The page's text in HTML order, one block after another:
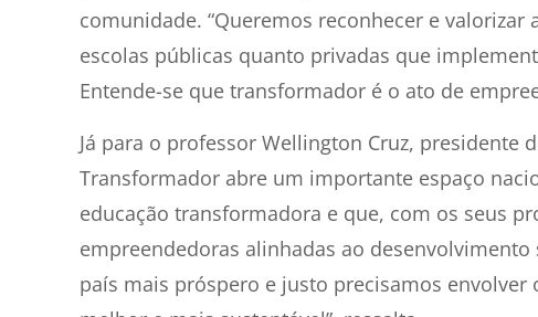
comunidade. “Queremos reconhecer e
escolas públicas quanto privadas que
Entende-se que transformador é o ato de
Já para o professor Wellington Cruz, presidente
Transformador abre um importante espaço
educação transformadora e que, com os seus
empreendedoras alinhadas ao
país mais próspero e justo precisamos